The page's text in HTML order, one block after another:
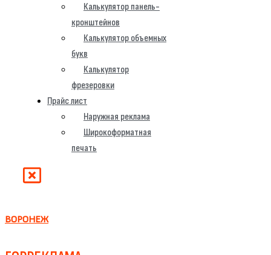
Калькулятор панель-
кронштейнов
Калькулятор объемных
букв
Калькулятор
фрезеровки
Прайс лист
Наружная реклама
Широкоформатная
печать
ВОРОНЕЖ